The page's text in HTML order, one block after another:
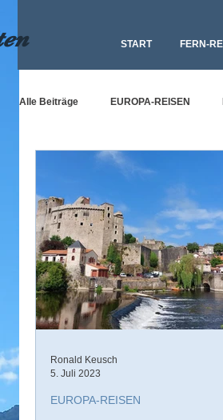
START FERN-
Alle Beiträge EUROPA-REISEN
EUROPA-REISEN
Ronald Keusch
5. Juli 2023